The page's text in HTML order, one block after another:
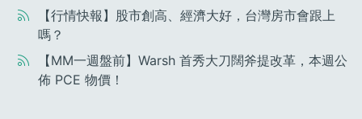
【行情快報】股市創高、經濟大好，台灣房市會跟上
嗎？
【MM一週盤前】Warsh 首秀大刀闊斧提改革，本週公
佈 PCE 物價！